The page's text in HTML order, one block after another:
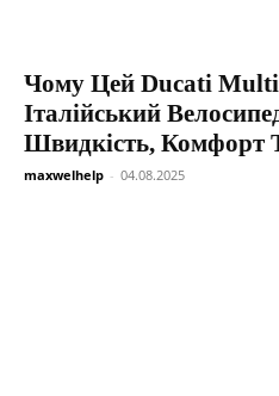
Чому Цей Ducati
Італійський
Швидкість, Комфорт
maxwelhelp - 04.08.2025